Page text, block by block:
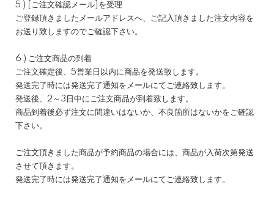
5 ) [ご注文確認メール]を受理
ご登録頂きましたメールアドレスへ、ご記入頂きました注文内容を
お送り致しますのでご確認下さい。
6 ) ご注文商品の到着
ご注文確定後、5営業日以内に商品を発送致します。
発送完了時には発送完了通知をメールにてご連絡致します。
発送後、2～3日中にご注文商品が到着致します。
商品到着後必ず注文に間違いはないか、不良箇所はないかをご確認
下さい。
ご注文頂きました商品が予約商品の場合には、商品が入荷次第発送
させて頂きます。
発送完了時には発送完了通知をメールにてご連絡致します。